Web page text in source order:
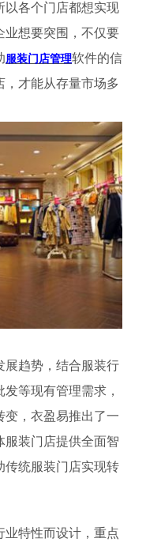
以各个门店都想实现
业想要突围，不仅要
服装门店管理软件的信
，才能从存量市场多
趋势，结合服装行
等现有管理需求，
变，衣盈易推出了一
服装门店提供全面智
传统服装门店实现转
特性而设计，重点